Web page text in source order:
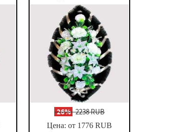
-26%2238 RUB
Цена: от 1776 RUB